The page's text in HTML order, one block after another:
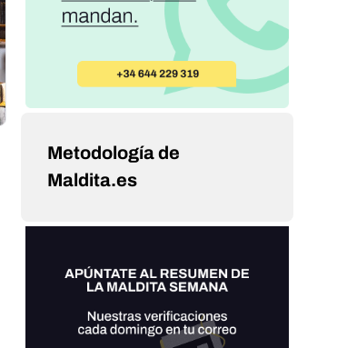
Metodología de
Maldita.es